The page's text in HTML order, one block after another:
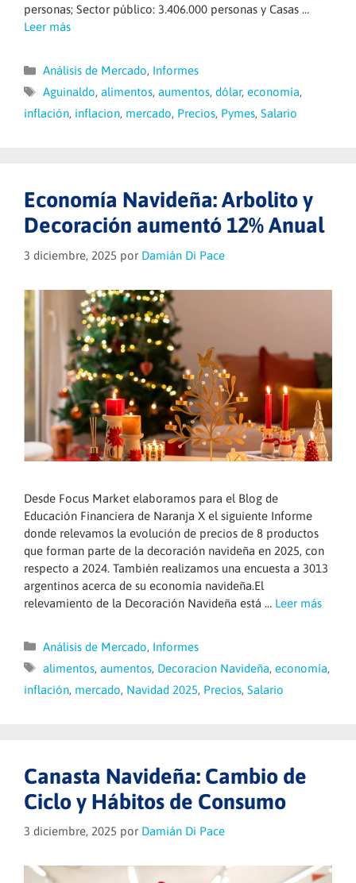
personas; Sector público: 3.406.000 personas y Casas …
Leer más
Categorías
Análisis de Mercado, Informes
Etiquetas
Aguinaldo, alimentos, aumentos, dólar, economía,
inflación, inflacion, mercado, Precios, Pymes, Salario
Economía Navideña: Arbolito y
Decoración aumentó 12% Anual
3 diciembre, 2025 por Damián Di Pace
Desde Focus Market elaboramos para el Blog de
Educación Financiera de Naranja X el siguiente Informe
donde relevamos la evolución de precios de 8 productos
que forman parte de la decoración navideña en 2025, con
respecto a 2024. También realizamos una encuesta a 3013
argentinos acerca de su economía navideña.El
relevamiento de la Decoración Navideña está … Leer más
Categorías
Análisis de Mercado, Informes
Etiquetas
alimentos, aumentos, Decoracion Navideña, economía,
inflación, mercado, Navidad 2025, Precios, Salario
Canasta Navideña: Cambio de
Ciclo y Hábitos de Consumo
3 diciembre, 2025 por Damián Di Pace